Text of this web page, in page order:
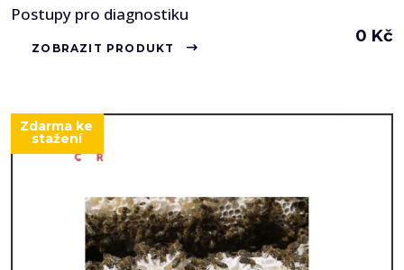
Postupy pro diagnostiku
0 Kč
ZOBRAZIT PRODUKT
Zdarma ke
stažení